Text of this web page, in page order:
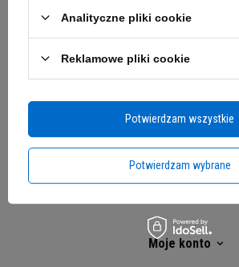
Moje zamówienie
Śledzenie przesyłki
Chcę zareklamować produkt
Chcę zwrócić produkt
Moje konto
Analityczne pliki cookie
Reklamowe pliki cookie
Potwierdzam wybrane
Potwierdzam wszystkie